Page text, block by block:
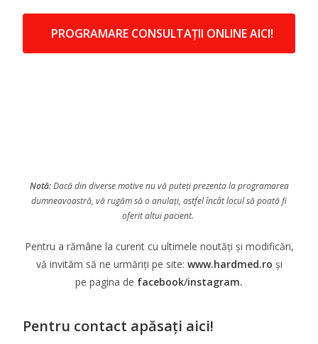
PROGRAMARE CONSULTAȚII ONLINE AICI!
Notă:Dacă din diverse motive nu vă puteți prezenta la programarea
dumneavoastră, vă rugăm să o anulați, astfel încât locul să poată fi
oferit altui pacient.
Pentru a rămâne la curent cu ultimele noutăți și modificări,
vă invităm să ne urmăriți pe site: www.hardmed.ro și
pe pagina de facebook/instagram.
Pentru contact apăsați aici!